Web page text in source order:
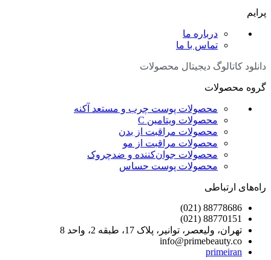
پرایم
درباره ما
تماس با ما
دانلود کاتالوگ دیجیتال محصولات
گروه محصولات
محصولات پوست چرب و مستعد آکنه
محصولات ویتامین C
محصولات مراقبت از بدن
محصولات مراقبت از مو
محصولات جوان‌کننده و ضدچروک
محصولات پوست حساس
راه‌های ارتباطی
88778686 (021)
88770151 (021)
تهران، ولیعصر، توانیر، پلاک 17، طبقه 2، واحد 8
info@primebeauty.co
primeiran